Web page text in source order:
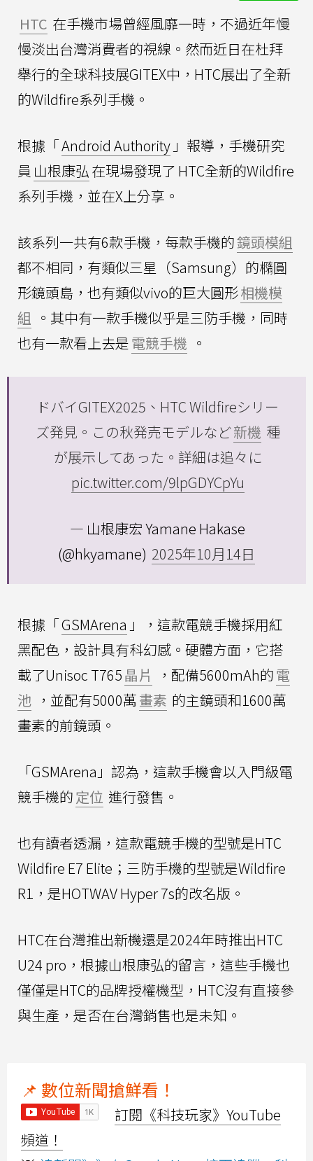
HTC 在手機市場曾經風靡一時，不過近年慢
慢淡出台灣消費者的視線。然而近日在杜拜
舉行的全球科技展GITEX中，HTC展出了全新
的Wildfire系列手機。
根據「Android Authority 」報導，手機研究
員 山根康弘 在現場發現了 HTC全新的Wildfire
系列手機，並在X上分享。
該系列一共有6款手機，每款手機的鏡頭模組
都不相同，有類似三星（Samsung）的橢圓
形鏡頭島，也有類似vivo的巨大圓形相機模
組 。其中有一款手機似乎是三防手機，同時
也有一款看上去是電競手機 。
ドバイGITEX2025、HTC Wildfireシリー
ズ発見。この秋発売モデルなど新機 種
が展示してあった。詳細は追々に
pic.twitter.com/9lpGDYCpYu
— 山根康宏 Yamane Hakase
(@hkyamane) 2025年10月14日
根據「GSMArena 」，這款電競手機採用紅
黑配色，設計具有科幻感。硬體方面，它搭
載了Unisoc T765晶片 ，配備5600mAh的電
池 ，並配有5000萬畫素 的主鏡頭和1600萬
畫素的前鏡頭。
「GSMArena」認為，這款手機會以入門級電
競手機的定位 進行發售。
也有讀者透漏，這款電競手機的型號是HTC
Wildfire E7 Elite；三防手機的型號是Wildfire
R1，是HOTWAV Hyper 7s的改名版。
HTC在台灣推出新機還是2024年時推出HTC
U24 pro，根據山根康弘的留言，這些手機也
僅僅是HTC的品牌授權機型，HTC沒有直接參
與生產，是否在台灣銷售也是未知。
📌 數位新聞搶鮮看！
訂閱《科技玩家》YouTube
頻道！